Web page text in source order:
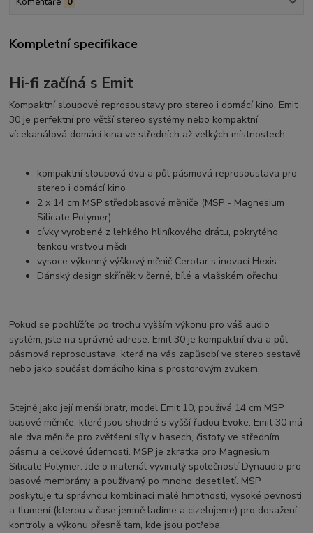
Kompletní specifikace
Hi-fi začíná s Emit
Kompaktní sloupové reprosoustavy pro stereo i domácí kino. Emit
30 je perfektní pro větší stereo systémy nebo kompaktní
vícekanálová domácí kina ve středních až velkých místnostech.
kompaktní sloupová dva a půl pásmová reprosoustava pro
stereo i domácí kino
2 x 14 cm MSP středobasové měniče (MSP - Magnesium
Silicate Polymer)
cívky vyrobené z lehkého hliníkového drátu, pokrytého
tenkou vrstvou mědi
vysoce výkonný výškový měnič Cerotar s inovací Hexis
Dánský design skříněk v černé, bílé a vlašském ořechu
Pokud se poohlížíte po trochu vyšším výkonu pro váš audio
systém, jste na správné adrese. Emit 30 je kompaktní dva a půl
pásmová reprosoustava, která na vás zapůsobí ve stereo sestavě
nebo jako součást domácího kina s prostorovým zvukem.
Stejně jako její menší bratr, model Emit 10, používá 14 cm MSP
basové měniče, které jsou shodné s vyšší řadou Evoke. Emit 30 má
ale dva měniče pro zvětšení síly v basech, čistoty ve středním
pásmu a celkové údernosti. MSP je zkratka pro Magnesium
Silicate Polymer. Jde o materiál vyvinutý společností Dynaudio pro
basové membrány a používaný po mnoho desetiletí. MSP
poskytuje tu správnou kombinaci malé hmotnosti, vysoké pevnosti
a tlumení (kterou v čase jemně ladíme a cizelujeme) pro dosažení
kontroly a výkonu přesně tam, kde jsou potřeba.